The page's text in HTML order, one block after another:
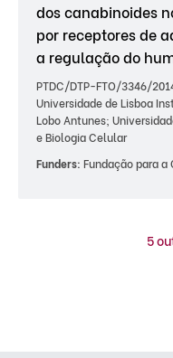
dos canabinoides
por receptores de
a regulação do
PTDC/DTP-FTO/3346/
Universidade de Lisboa
Lobo Antunes;
e Biologia Celular
Funders: Fundação para a
5